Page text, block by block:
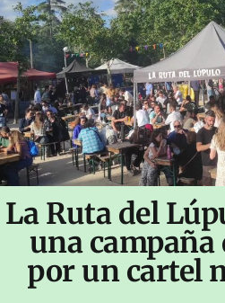
La Ruta del
una
por un cartel